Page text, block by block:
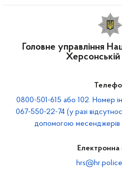
Головне управління
Херсонській
0800-501-615 або 102. Номер
067-550-22-74 (у разі
допомогою месенджерів
Електронна